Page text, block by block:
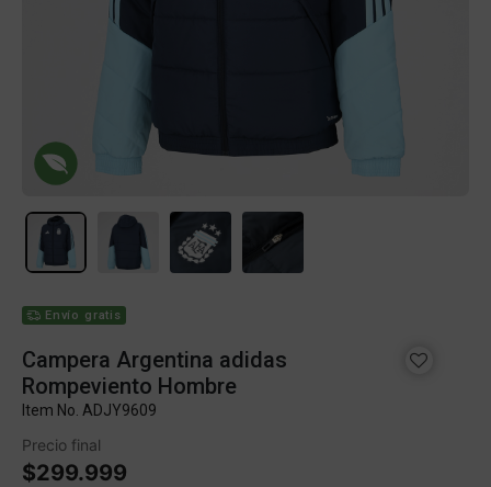
Envío gratis
Campera Argentina adidas
Rompeviento Hombre
Item No. ADJY9609
Precio final
$299.999